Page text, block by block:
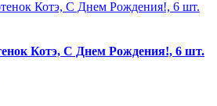
Котэ, С Днем Рождения!, 6 шт.